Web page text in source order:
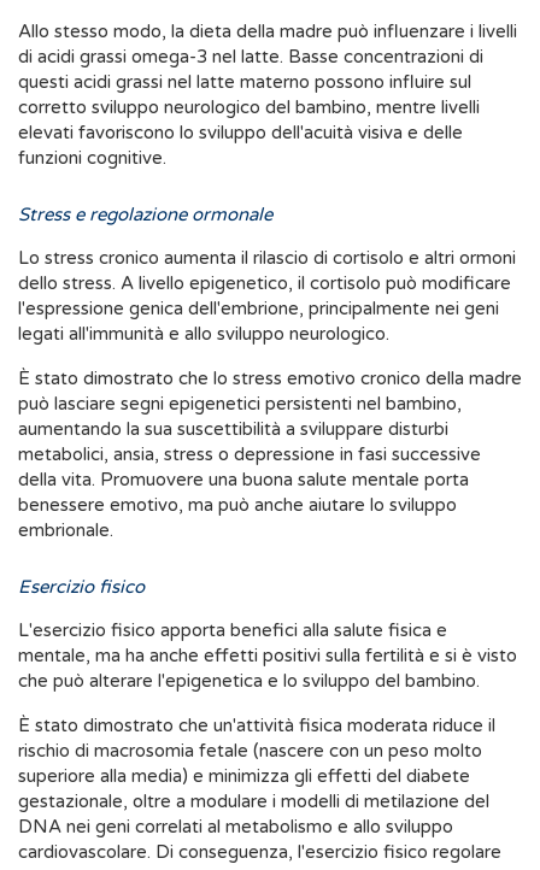
Allo stesso modo, la dieta della madre può influenzare i livelli
di acidi grassi omega-3 nel latte. Basse concentrazioni di
questi acidi grassi nel latte materno possono influire sul
corretto sviluppo neurologico del bambino, mentre livelli
elevati favoriscono lo sviluppo dell'acuità visiva e delle
funzioni cognitive.
Stress e regolazione ormonale
Lo stress cronico aumenta il rilascio di cortisolo e altri ormoni
dello stress. A livello epigenetico, il cortisolo può modificare
l'espressione genica dell'embrione, principalmente nei geni
legati all'immunità e allo sviluppo neurologico.
È stato dimostrato che lo stress emotivo cronico della madre
può lasciare segni epigenetici persistenti nel bambino,
aumentando la sua suscettibilità a sviluppare disturbi
metabolici, ansia, stress o depressione in fasi successive
della vita. Promuovere una buona salute mentale porta
benessere emotivo, ma può anche aiutare lo sviluppo
embrionale.
Esercizio fisico
L'esercizio fisico apporta benefici alla salute fisica e
mentale, ma ha anche effetti positivi sulla fertilità e si è visto
che può alterare l'epigenetica e lo sviluppo del bambino.
È stato dimostrato che un'attività fisica moderata riduce il
rischio di macrosomia fetale (nascere con un peso molto
superiore alla media) e minimizza gli effetti del diabete
gestazionale, oltre a modulare i modelli di metilazione del
DNA nei geni correlati al metabolismo e allo sviluppo
cardiovascolare. Di conseguenza, l'esercizio fisico regolare